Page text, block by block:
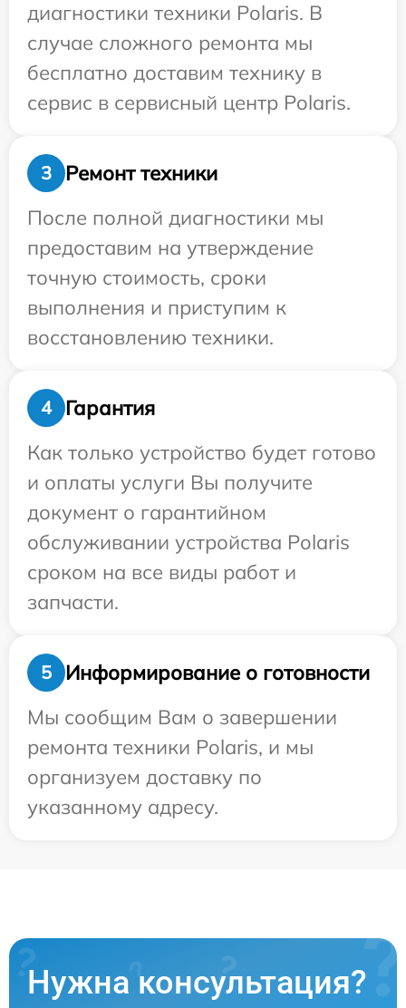
диагностики техники Polaris. В
случае сложного ремонта мы
бесплатно доставим технику в
сервис в сервисный центр Polaris.
3
Ремонт техники
После полной диагностики мы
предоставим на утверждение
точную стоимость, сроки
выполнения и приступим к
восстановлению техники.
4
Гарантия
Как только устройство будет готово
и оплаты услуги Вы получите
документ о гарантийном
обслуживании устройства Polaris
сроком на все виды работ и
запчасти.
5
Информирование о готовности
Мы сообщим Вам о завершении
ремонта техники Polaris, и мы
организуем доставку по
указанному адресу.
Нужна консультация?